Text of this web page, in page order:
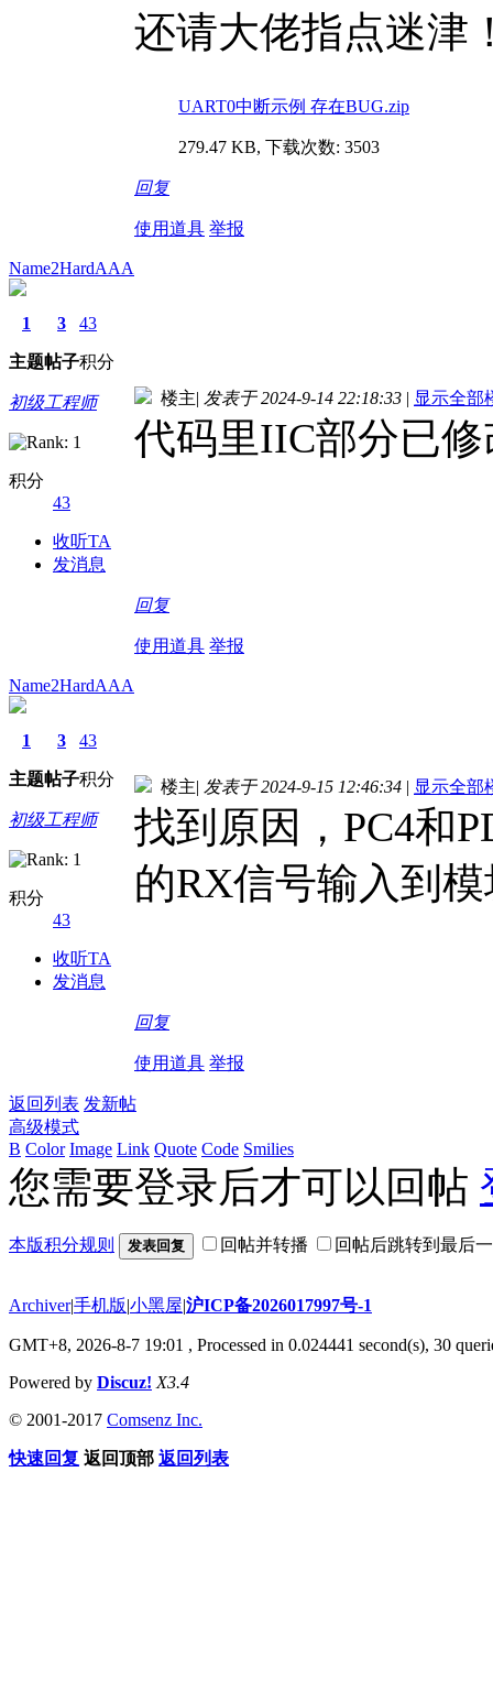
还请大佬指点迷津
UART0中断示例 存在BUG.zip
279.47 KB, 下载次数: 3503
回复
使用道具 举报
Name2HardAAA
1
主题
3
帖子
43
积分
初级工程师
积分
43
收听TA
发消息
楼主| 发表于 2024-9-14 22:18:33 | 显示全部
代码里IIC部分已
回复
使用道具 举报
Name2HardAAA
1
主题
3
帖子
43
积分
初级工程师
积分
43
收听TA
发消息
楼主| 发表于 2024-9-15 12:46:34 | 显示全部
找到原因，PC4和
的RX信号输入到
回复
使用道具 举报
返回列表 发新帖
高级模式
B Color Image Link Quote Code Smilies
您需要登录后才可以回帖
本版积分规则 发表回复 回帖并转播 回帖后跳转到最后
Archiver|手机版|小黑屋|沪ICP备2026017997号-1
GMT+8, 2026-8-7 19:01 , Processed in 0.024441 second(s), 30
Powered by Discuz! X3.4
© 2001-2017 Comsenz Inc.
快速回复 返回顶部 返回列表